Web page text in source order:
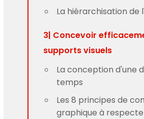
La hiérarchisation de
3| Concevoir
supports visuels
La conception d'une
temps
Les 8 principes de
graphique à